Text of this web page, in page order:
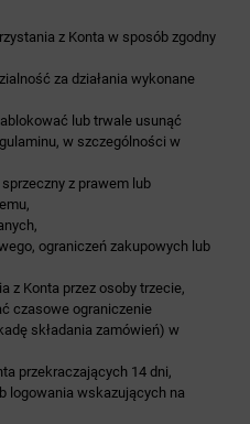
z Konta w sposób zgodny
za działania wykonane
lub trwale usunąć
w szczególności w
z prawem lub
ograniczeń zakupowych lub
Konta przez osoby trzecie,
czasowe ograniczenie
składania zamówień) w
przekraczających 14 dni,
wskazujących na